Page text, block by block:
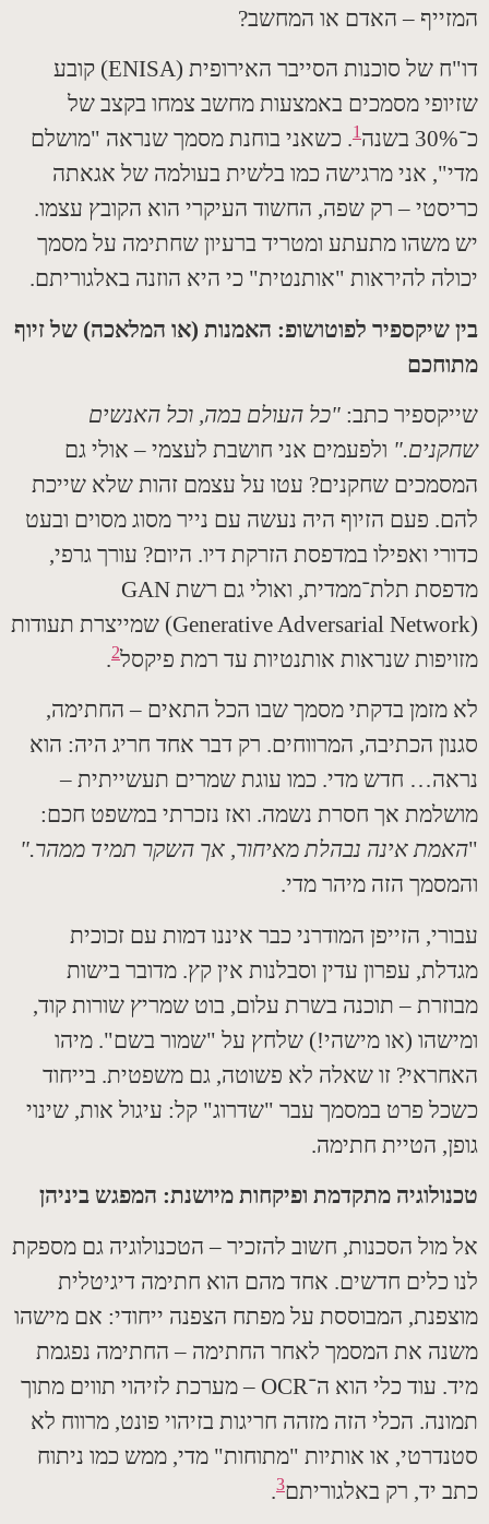
– האדם או המחשב?
ח של סוכנות הסייבר האירופית(ENISA)
קובע
מסמכים באמצעות מחשב צמחו בקצב של
בשנה1
.כשאני בוחנת מסמך שנראה"מושלם
",אני מרגישה כמו בלשית בעולמה של אגאתה
– רק שפה,החשוד העיקרי הוא הקובץ עצמו.
מתעתע ומטריד ברעיון שחתימה על מסמך
להיראות"אותנטית"כי היא הוזנה באלגוריתם.
שיקספיר לפוטושופ:האמנות(או המלאכה)של זיוף
כתב :
"כל העולם במה ,וכל האנשים
." ולפעמים אני חושבת לעצמי – אולי גם
שחקנים?עטו על עצמם זהות שלא שייכת
.פעם הזיוף היה נעשה עם נייר מסוג מסוים ובעט
ואפילו במדפסת הזרקת דיו. היום?עורך גרפי ,
תלת־ממדית,ואולי גם רשתGAN
(Generative Adversarial שמייצרת תעודות
שנראות אותנטיות עד רמת פיקסל2
.
בדקתי מסמך שבו הכל התאים – החתימה,
הכתיבה,המרווחים.רק דבר אחד חריג היה :הוא
…חדש מדי.כמו עוגת שמרים תעשייתית –
אך חסרת נשמה.ואז נזכרתי במשפט חכם :
אינה נבהלת מאיחור,אך השקר תמיד ממהר."
הזה מיהר מדי.
,הזייפן המודרני כבר איננו דמות עם זכוכית
,עפרון עדין וסבלנות אין קץ. מדובר בישות
– תוכנה בשרת עלום,בוט שמריץ שורות קוד,
(או מישהי!)שלחץ על"שמור בשם".מיהו
?זו שאלה לא פשוטה,גם משפטית.בייחוד
פרט במסמך עבר"שדרוג"קל: עיגול אות ,שינוי
,הטיית חתימה.
מתקדמת ופיקחות מיושנת:המפגש ביניהן
הסכנות,חשוב להזכיר – הטכנולוגיה גם מספקת
כלים חדשים.אחד מהם הוא חתימה דיגיטלית
,המבוססת על מפתח הצפנה ייחודי:אם מישהו
את המסמך לאחר החתימה – החתימה נפגמת
.עוד כלי הוא ה־OCR –
מערכת לזיהוי תווים מתוך
.הכלי הזה מזהה חריגות בזיהוי פונט,מרווח לא
,או אותיות"מתוחות"מדי ,ממש כמו ניתוח
יד,רק באלגוריתם3
.